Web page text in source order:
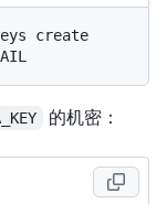
create
的机密：